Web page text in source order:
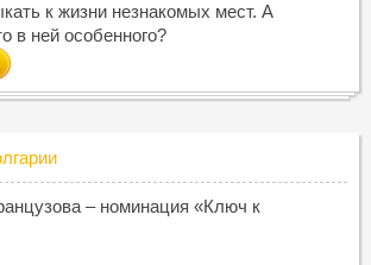
к жизни незнакомых мест. А
в ней особенного?
– номинация «Ключ к